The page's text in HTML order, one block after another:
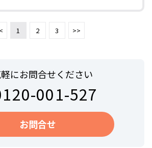
1 2 3 >>
にお問合せください
001-527
お問合せ